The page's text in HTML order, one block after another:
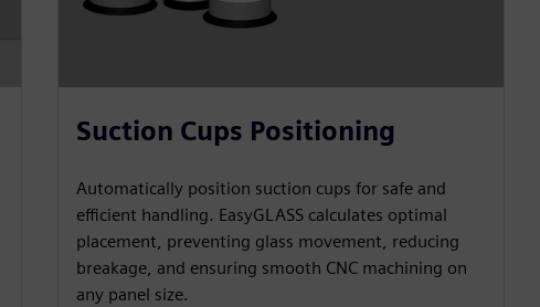
Suction Cups Positioning
Automatically position suction cups for safe and
efficient handling. EasyGLASS calculates optimal
placement, preventing glass movement, reducing
breakage, and ensuring smooth CNC machining on
any panel size.